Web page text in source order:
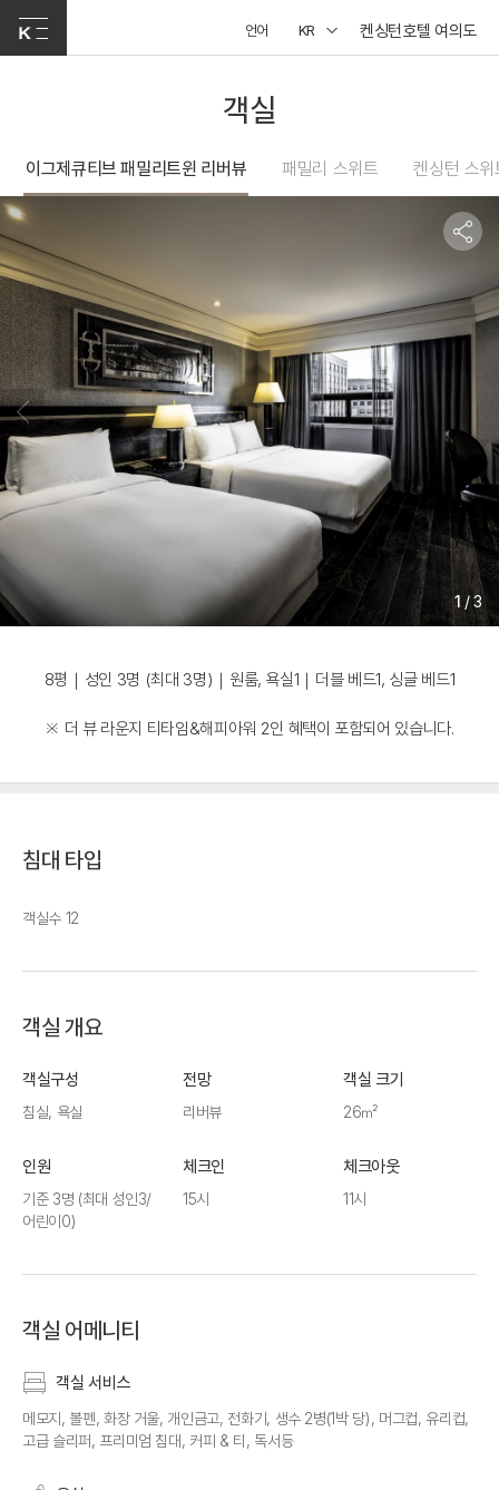
언어 KR 켄싱턴호텔 여의도
객실
이그제큐티브 패밀리트윈 리버뷰 패밀리 스위트 켄싱턴 스위
1/3
8평｜성인 3명 (최대 3명)｜원룸, 욕실1｜더블 베드1, 싱글 베드1
※ 더 뷰 라운지 티타임&해피아워 2인 혜택이 포함되어 있습니다.
침대 타입
객실수 12
객실 개요
객실구성
침실, 욕실
전망
리버뷰
객실 크기
26㎡
인원
기준 3명 (최대 성인3/
어린이0)
체크인
15시
체크아웃
11시
객실 어메니티
객실 서비스
메모지, 볼펜, 화장 거울, 개인금고, 전화기, 생수 2병(1박 당), 머그컵, 유리컵,
고급 슬리퍼, 프리미엄 침대, 커피 & 티, 독서등